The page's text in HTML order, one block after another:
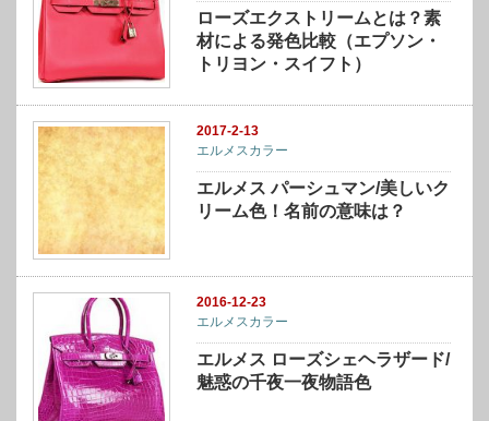
ローズエクストリームとは？素
材による発色比較（エプソン・
トリヨン・スイフト）
2017-2-13
エルメスカラー
エルメス パーシュマン/美しいク
リーム色！名前の意味は？
2016-12-23
エルメスカラー
エルメス ローズシェヘラザード/
魅惑の千夜一夜物語色